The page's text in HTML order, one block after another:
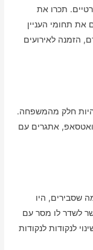
תכרו את
את תחומי העניין
הזמנה לאירועים
חלק מהמשפחה.
אתגרים עם
שסבירים, היו
לשדר לו מסר עם
לנקודות לנקודות